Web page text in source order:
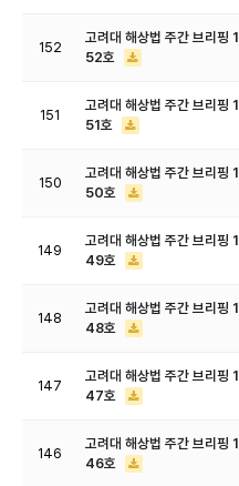
152
고려대 해상법 주간 브리핑 1
52호
151
고려대 해상법 주간 브리핑 1
51호
150
고려대 해상법 주간 브리핑 1
50호
149
고려대 해상법 주간 브리핑 1
49호
148
고려대 해상법 주간 브리핑 1
48호
147
고려대 해상법 주간 브리핑 1
47호
146
고려대 해상법 주간 브리핑 1
46호